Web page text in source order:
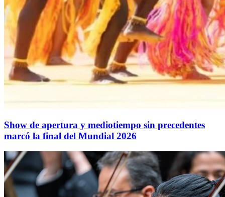
Show de apertura y mediotiempo sin precedentes
marcó la final del Mundial 2026